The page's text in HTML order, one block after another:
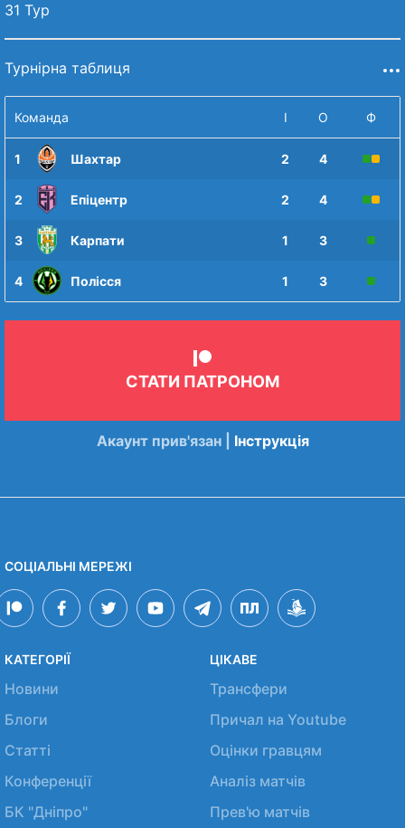
31 Тур
Турнірна таблиця
Команда І О Ф
1 Шахтар 2 4
2 Епіцентр 2 4
3 Карпати 1 3
4 Полісся 1 3
СТАТИ ПАТРОНОМ
Акаунт прив'язан | Інструкція
СОЦІАЛЬНІ МЕРЕЖІ
КАТЕГОРІЇ
Новини
Блоги
Статті
Конференції
БК "Дніпро"
ЦІКАВЕ
Трансфери
Причал на Youtube
Оцінки гравцям
Аналіз матчів
Прев'ю матчів